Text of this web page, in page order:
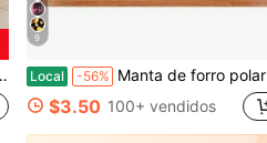
9
Local -56% Manta de forro polar de franela con estampado de leopardo 3D Excervent, manta de guepardo de 300 g/m² ligera para sofá, cama, súper suave y cálida, 127 x 152 cm, marrón. ¡Una manta, múltiples usos! Manta plegable portátil, manta moderna minimalista, cubierta de lujo ligera y versátil, regalo versátil.
$3.50 100+ vendidos